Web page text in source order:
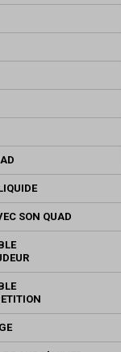
SON QUAD